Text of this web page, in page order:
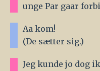
unge Par gaar
Aa kom!
(De sætter sig.)
Jeg kunde jo dog